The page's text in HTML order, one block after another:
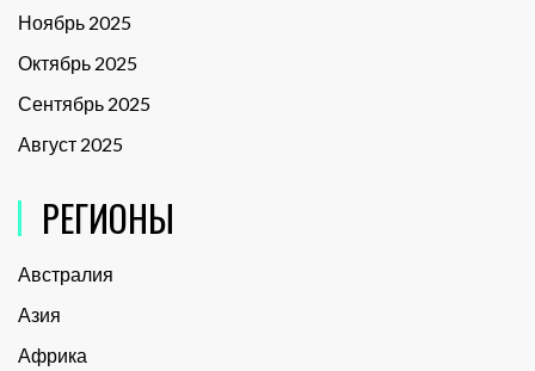
Ноябрь 2025
Октябрь 2025
Сентябрь 2025
Август 2025
РЕГИОНЫ
Австралия
Азия
Африка